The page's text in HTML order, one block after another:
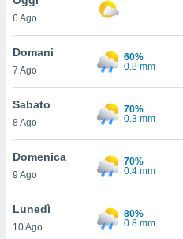
è
al sito
di
ci
di
il
un
6 Ago
Domani
7 Ago
60%
0.8 mm
Sabato
8 Ago
70%
0.3 mm
Domenica
9 Ago
70%
0.4 mm
Lunedì
10 Ago
80%
0.8 mm